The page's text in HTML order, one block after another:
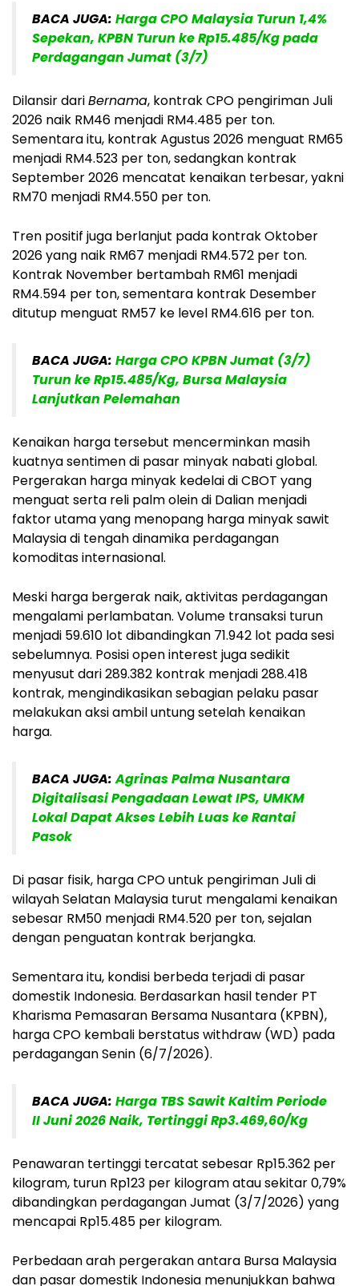
BACA JUGA: Harga CPO Malaysia Turun 1,4%
Sepekan, KPBN Turun ke Rp15.485/Kg pada
Perdagangan Jumat (3/7)
Dilansir dariBernama, kontrak CPO pengiriman Juli
2026 naik RM46 menjadi RM4.485 per ton.
Sementara itu, kontrak Agustus 2026 menguat RM65
menjadi RM4.523 per ton, sedangkan kontrak
September 2026 mencatat kenaikan terbesar, yakni
RM70 menjadi RM4.550 per ton.
Tren positif juga berlanjut pada kontrak Oktober
2026 yang naik RM67 menjadi RM4.572 per ton.
Kontrak November bertambah RM61 menjadi
RM4.594 per ton, sementara kontrak Desember
ditutup menguat RM57 ke level RM4.616 per ton.
BACA JUGA: Harga CPO KPBN Jumat (3/7)
Turun ke Rp15.485/Kg, Bursa Malaysia
Lanjutkan Pelemahan
Kenaikan harga tersebut mencerminkan masih
kuatnya sentimen di pasar minyak nabati global.
Pergerakan harga minyak kedelai di CBOT yang
menguat serta reli palm olein di Dalian menjadi
faktor utama yang menopang harga minyak sawit
Malaysia di tengah dinamika perdagangan
komoditas internasional.
Meski harga bergerak naik, aktivitas perdagangan
mengalami perlambatan. Volume transaksi turun
menjadi 59.610 lot dibandingkan 71.942 lot pada sesi
sebelumnya. Posisiopen interest juga sedikit
menyusut dari289.382 kontrak menjadi288.418
kontrak, mengindikasikan sebagian pelaku pasar
melakukan aksi ambil untung setelah kenaikan
harga.
BACA JUGA:Agrinas Palma Nusantara
Digitalisasi Pengadaan Lewat IPS, UMKM
Lokal Dapat Akses Lebih Luas ke Rantai
Pasok
Di pasar fisik, harga CPO untuk pengiriman Juli di
wilayah Selatan Malaysia turut mengalami kenaikan
sebesar RM50 menjadi RM4.520 per ton, sejalan
dengan penguatan kontrak berjangka.
Sementara itu, kondisi berbeda terjadi di pasar
domestik Indonesia. Berdasarkan hasil tender PT
Kharisma Pemasaran Bersama Nusantara (KPBN),
harga CPO kembali berstatuswithdraw (WD) pada
perdagangan Senin (6/7/2026).
BACA JUGA: Harga TBS Sawit Kaltim Periode
II Juni 2026 Naik, Tertinggi Rp3.469,60/Kg
Penawaran tertinggi tercatat sebesar Rp15.362 per
kilogram, turun Rp123 per kilogramatau sekitar0,79%
dibandingkan perdagangan Jumat (3/7/2026) yang
mencapai Rp15.485 per kilogram.
Perbedaan arah pergerakan antara Bursa Malaysia
dan pasar domestik Indonesia menunjukkan bahwa